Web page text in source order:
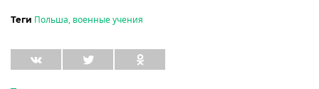
Теги Польша, военные учения